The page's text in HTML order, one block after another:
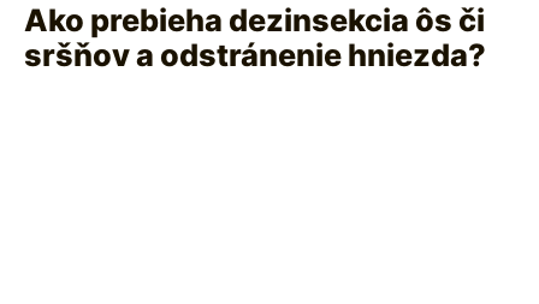
Ako prebieha dezinsekcia ôs či
sršňov a odstránenie hniezda?